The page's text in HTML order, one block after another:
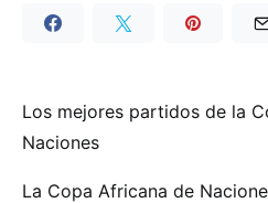
Los mejores partidos de la
Naciones
La Copa Africana de